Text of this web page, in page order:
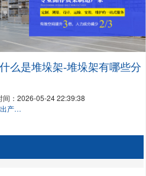
么是堆垛架-堆垛架有哪些分
：2026-05-24 22:39:38
德科摩橡塑科技获得正反精修出产两用油压机专利